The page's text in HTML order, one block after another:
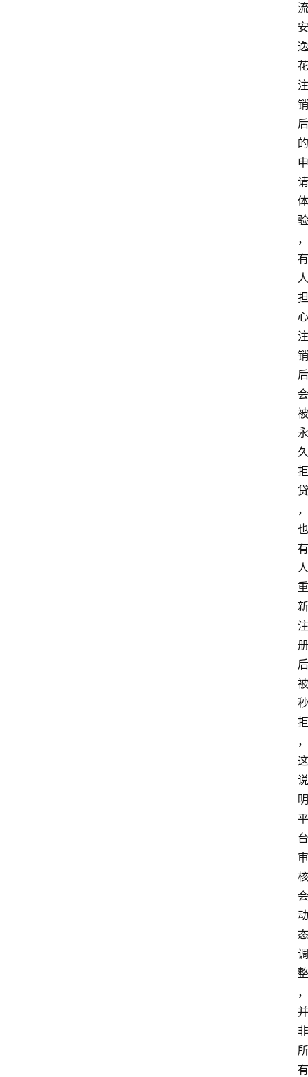
流
安
逸
花
注
销
后
的
申
请
体
验
，
有
人
担
心
注
销
后
会
被
永
久
拒
贷
，
也
有
人
重
新
注
册
后
被
秒
拒
，
这
说
明
平
台
审
核
会
动
态
调
整
，
并
非
所
有